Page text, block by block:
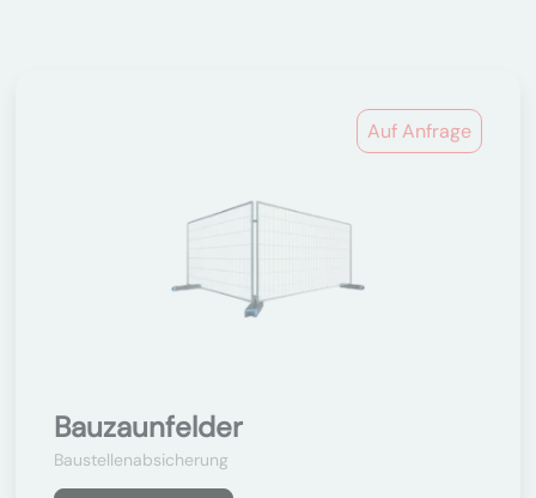
Auf Anfrage
Bauzaunfelder
Baustellenabsicherung